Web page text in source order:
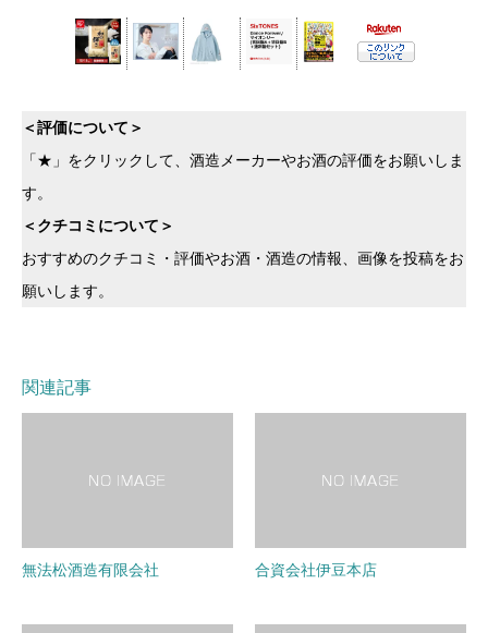
＜評価について＞
「★」をクリックして、酒造メーカーやお酒の評価をお願いしま
す。
＜クチコミについて＞
おすすめのクチコミ・評価やお酒・酒造の情報、画像を投稿をお
願いします。
関連記事
無法松酒造有限会社 合資会社伊豆本店